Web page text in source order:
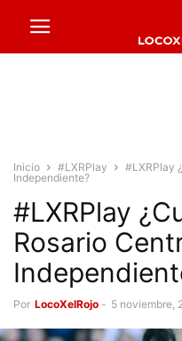
Inicio #LXRPlay
#LXRPlay
Independiente?
#LXRPlay
Rosario
Por LocoXelRojo - 5 noviembre,